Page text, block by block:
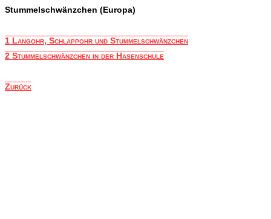
Stummelschwänzchen (Europa)
1 Langohr, Schlappohr und Stummelschwänzchen
2 Stummelschwänzchen in der Hasenschule
Zurück